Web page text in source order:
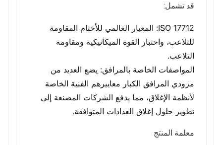
قد تشمل:
ISO 17712: المعيار العالمي للأختام المقاومة
للتلاعب، واختبار القوة الميكانيكية ومقاومة
التلاعب.
المواصفات الخاصة بالمرافق: يضع العديد من
مزودي المرافق الكبار معاييرهم الفنية الخاصة
لأنظمة الإغلاق، مما يدفع الشركات المصنعة إلى
تطوير حلول إغلاق العدادات المتوافقة.
معلمة المنتج